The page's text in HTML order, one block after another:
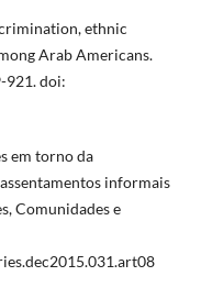
ethnic
Arab Americans.
921. doi:
em torno da
informais
Comunidades e